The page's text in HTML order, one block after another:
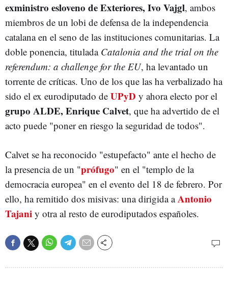
exministro esloveno de Exteriores, Ivo Vajgl, ambos
miembros de un lobi de defensa de la independencia
catalana en el seno de las instituciones comunitarias. La
doble ponencia, titulada Catalonia and the trial on the
referendum: a challenge for the EU, ha levantado un
torrente de críticas. Uno de los que las ha verbalizado ha
sido el ex eurodiputado de UPyD y ahora electo por el
grupo ALDE, Enrique Calvet, que ha advertido de el
acto puede "poner en riesgo la seguridad de todos".
Calvet se ha reconocido "estupefacto" ante el hecho de
la presencia de un "prófugo" en el "templo de la
democracia europea" en el evento del 18 de febrero. Por
ello, ha remitido dos misivas: una dirigida aAntonio
Tajani y otra al resto de eurodiputados españoles.